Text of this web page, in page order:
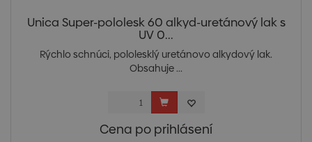
Unica Super-pololesk 60 alkyd-uretánový lak s
UV 0...
Rýchlo schnúci, pololesklý uretánovo alkydový lak.
Obsahuje ...
Cena po prihlásení